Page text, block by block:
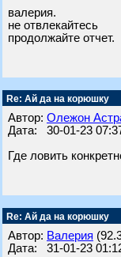
валерия.
не отвлекайтесь
продолжайте отчет.
Re: Ай да на корюшку
Автор: Олежон
Дата: 30-01-23
Где ловить
Re: Ай да на корюшку
Автор: Валерия
Дата: 31-01-23